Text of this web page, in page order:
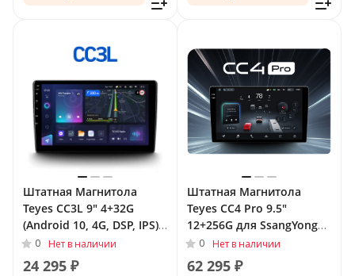
Штатная Магнитола
Teyes CC3L 9" 4+32G
(Android 10, 4G, DSP, IPS)
для SsangYong Actyon I
(C100) 2005 - 2010
0 Нет в наличии
24 295 ₽
Штатная Магнитола
Teyes CC4 Pro 9.5"
12+256G для SsangYong
Actyon I 2005 - 2011
0 Нет в наличии
62 295 ₽